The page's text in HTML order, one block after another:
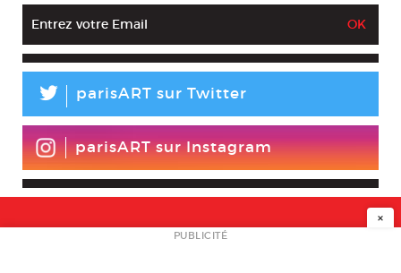
L parisART sur Twitter
parisART sur Instagram
NEWSLETTER
×
PUBLICITÉ